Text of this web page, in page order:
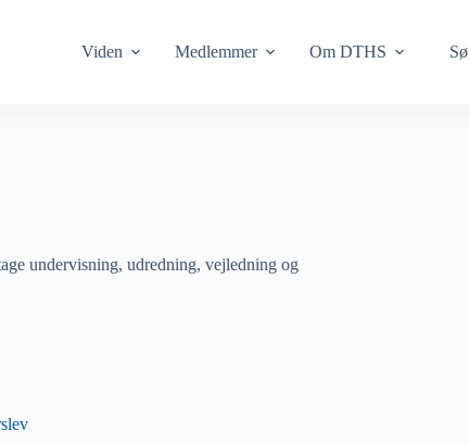
Viden Medlemmer Om DTHS
undervisning, udredning, vejledning og